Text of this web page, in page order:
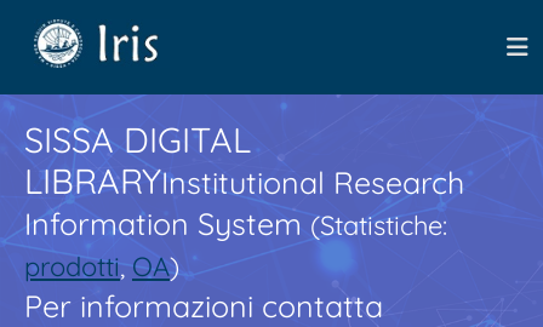
SISSA DIGITAL
LIBRARYInstitutional Research
Information System(Statistiche:
prodotti,OA)
Per informazioni contatta